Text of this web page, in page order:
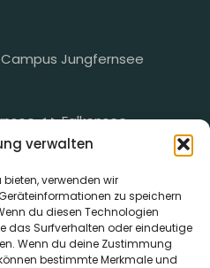
verwalten
verwenden wir
zu speichern
du diesen Technologien
das Surfverhalten oder eindeutige
Wenn du deine Zustimmung
bestimmte Merkmale und
Jungfernsee
garten.de